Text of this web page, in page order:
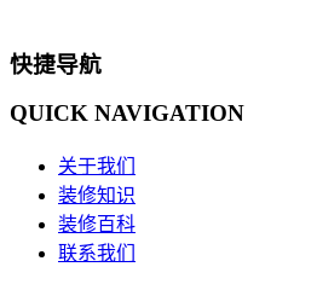
快捷导航
QUICK NAVIGATION
关于我们
装修知识
装修百科
联系我们